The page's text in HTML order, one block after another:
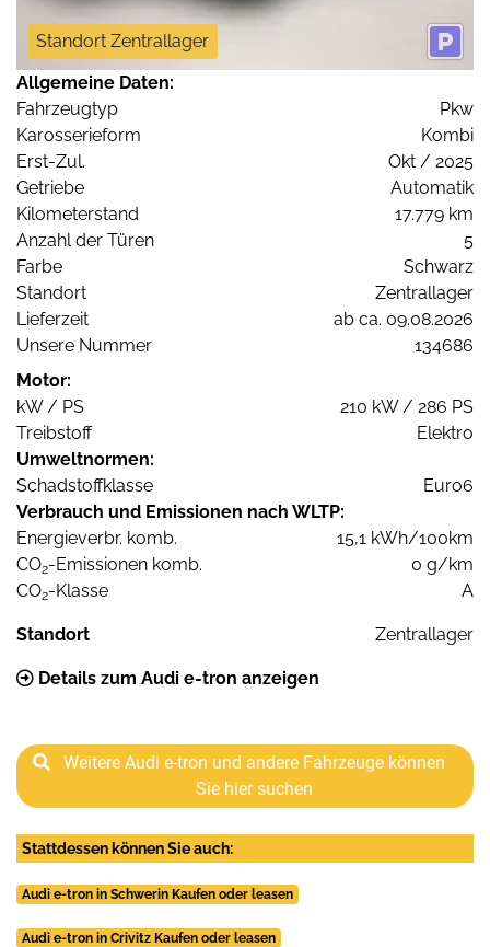
Standort Zentrallager
Allgemeine Daten:
Fahrzeugtyp
Pkw
Karosserieform
Kombi
Erst-Zul.
Okt / 2025
Getriebe
Automatik
Kilometerstand
17.779 km
Anzahl der Türen
5
Farbe
Schwarz
Standort
Zentrallager
Lieferzeit
ab ca. 09.08.2026
Unsere Nummer
134686
Motor:
kW / PS
210 kW / 286 PS
Treibstoff
Elektro
Umweltnormen:
Schadstoffklasse
Euro6
Verbrauch und Emissionen nach WLTP:
Energieverbr. komb.
15,1 kWh/100km
CO2-Emissionen komb.
0 g/km
CO2-Klasse A
Standort Zentrallager
Details zum Audi e-tron anzeigen
Weitere Audi e-tron und andere Fahrzeuge können
Sie hier suchen
Stattdessen können Sie auch:
Audi e-tron in Schwerin Kaufen oder leasen
Audi e-tron in Crivitz Kaufen oder leasen